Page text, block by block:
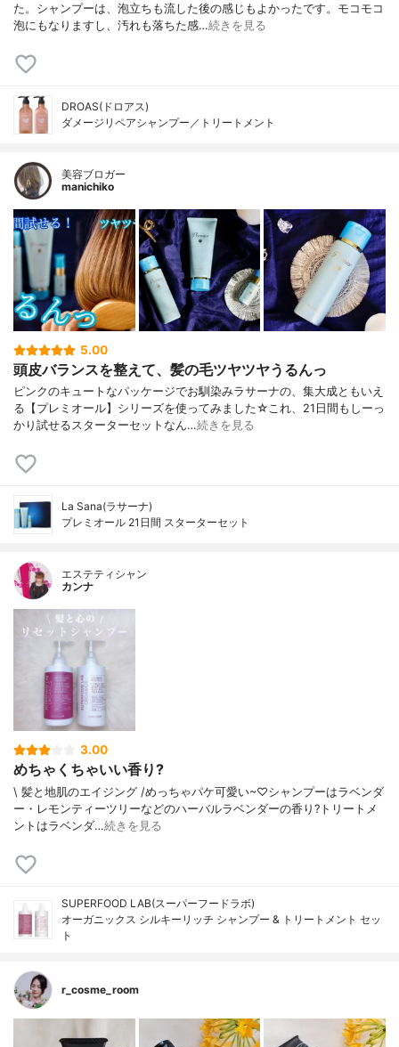
た。シャンプーは、泡立ちも流した後の感じもよかったです。モコモコ
泡にもなりますし、汚れも落ちた感…続きを見る
DROAS(ドロアス)
ダメージリペアシャンプー／トリートメント
美容ブロガー
manichiko
5.00
頭皮バランスを整えて、髪の毛ツヤツヤうるんっ
ピンクのキュートなパッケージでお馴染みラサーナの、集大成ともいえ
る【プレミオール】シリーズを使ってみました☆これ、21日間もしーっ
かり試せるスターターセットなん…続きを見る
La Sana(ラサーナ)
プレミオール 21日間 スターターセット
エステティシャン
カンナ
3.00
めちゃくちゃいい香り?
ㅤㅤㅤㅤㅤㅤ\ 髪と地肌のエイジング /めっちゃパケ可愛い~♡シャンプーはラベンダ
ー・レモンティーツリーなどのハーバルラベンダーの香り?トリートメ
ントはラベンダ…続きを見る
SUPERFOOD LAB(スーパーフードラボ)
オーガニックス シルキーリッチ シャンプー & トリートメント セッ
ト
r_cosme_room